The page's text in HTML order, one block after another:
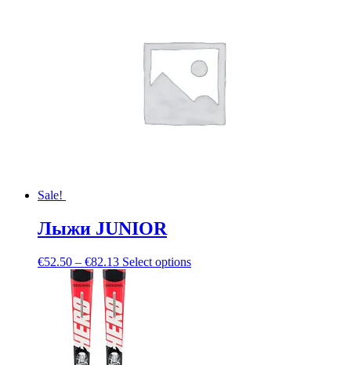
Sale!
Лыжи JUNIOR
€52.50 – €82.13 Select options